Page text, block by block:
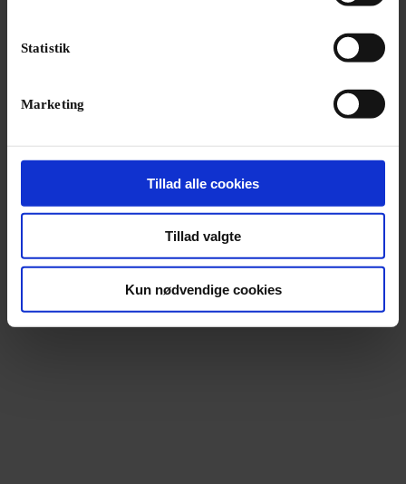
Statistik
Marketing
Tillad alle cookies
Tillad valgte
Kun nødvendige cookies
NYHED
kirkemusikken i 1700-tallet.